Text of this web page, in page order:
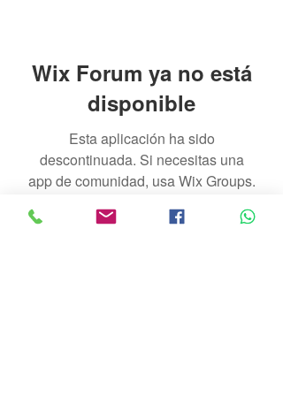
Wix Forum ya no está
disponible
Esta aplicación ha sido
descontinuada. Si necesitas una
app de comunidad, usa Wix Groups.